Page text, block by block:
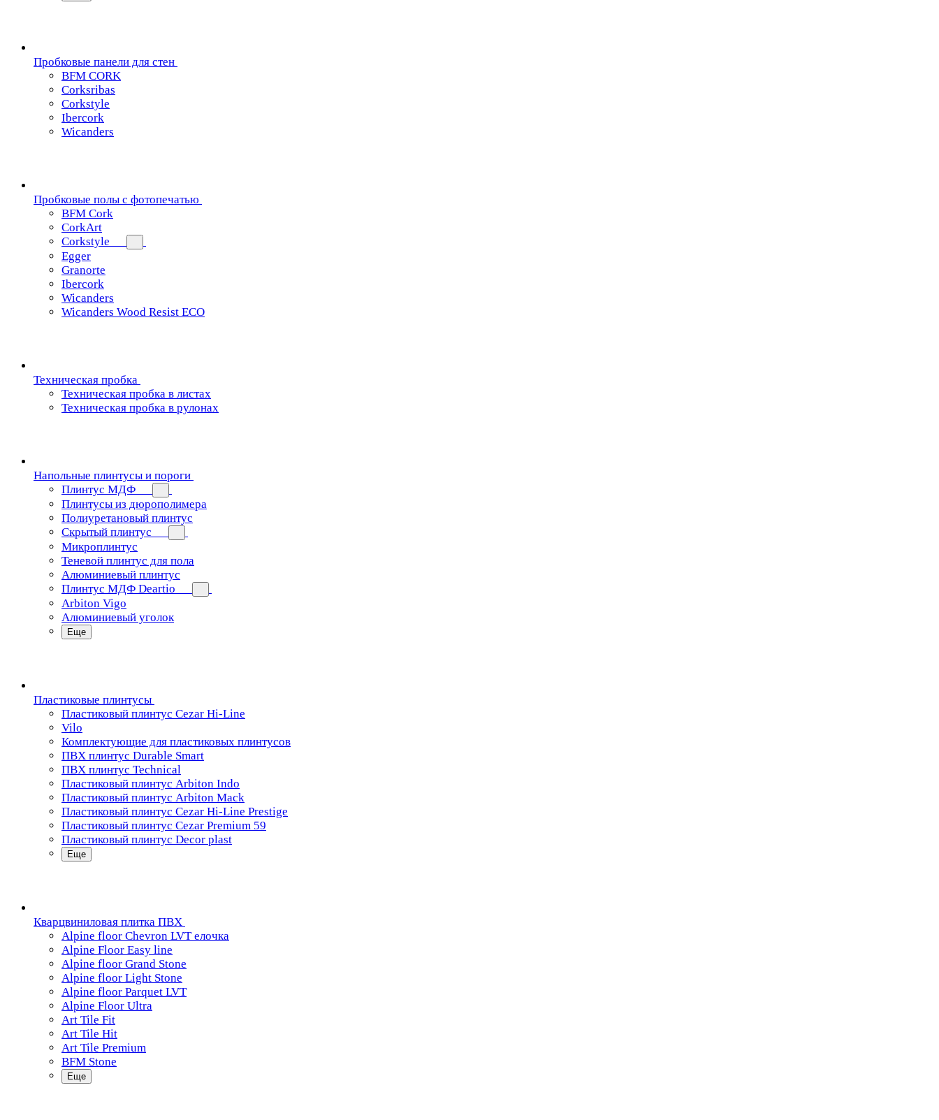
Пробковые панели для стен
BFM CORK
Corksribas
Corkstyle
Ibercork
Wicanders
Пробковые полы с фотопечатью
BFM Cork
CorkArt
Corkstyle
Egger
Granorte
Ibercork
Wicanders
Wicanders Wood Resist ECO
Техническая пробка
Техническая пробка в листах
Техническая пробка в рулонах
Напольные плинтусы и пороги
Плинтус МДФ
Плинтусы из дюрополимера
Полиуретановый плинтус
Скрытый плинтус
Микроплинтус
Теневой плинтус для пола
Алюминиевый плинтус
Плинтус МДФ Deartio
Arbiton Vigo
Алюминиевый уголок
Еще
Пластиковые плинтусы
Пластиковый плинтус Cezar Hi-Line
Vilo
Комплектующие для пластиковых плинтусов
ПВХ плинтус Durable Smart
ПВХ плинтус Technical
Пластиковый плинтус Arbiton Indo
Пластиковый плинтус Arbiton Mack
Пластиковый плинтус Cezar Hi-Line Prestige
Пластиковый плинтус Cezar Premium 59
Пластиковый плинтус Decor plast
Еще
Кварцвиниловая плитка ПВХ
Alpine floor Chevron LVT елочка
Alpine Floor Easy line
Alpine floor Grand Stone
Alpine floor Light Stone
Alpine floor Parquet LVT
Alpine Floor Ultra
Art Tile Fit
Art Tile Hit
Art Tile Premium
BFM Stone
Еще